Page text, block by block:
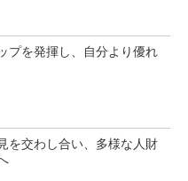
プを発揮し、自分より優れ
を交わし合い、多様な人財